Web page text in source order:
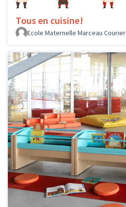
Tous en cuisine!
Ecole Maternelle Marceau Courier